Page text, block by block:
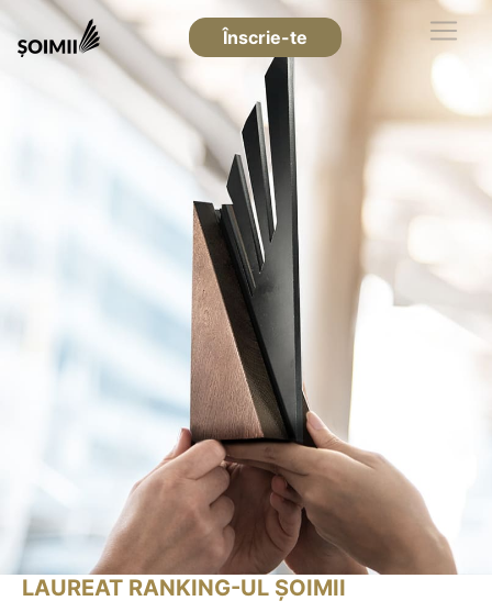
Înscrie-te
LAUREAT RANKING-UL ȘOIMII